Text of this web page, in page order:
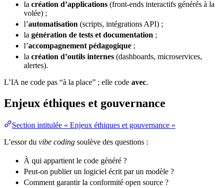
la création d’applications (front-ends interactifs générés à la
volée) ;
l’automatisation (scripts, intégrations API) ;
la génération de tests et documentation ;
l’accompagnement pédagogique ;
la création d’outils internes (dashboards, microservices,
alertes).
L’IA ne code pas “à la place” ; elle code avec.
Enjeux éthiques et gouvernance
Section intitulée « Enjeux éthiques et gouvernance »
L’essor du vibe coding soulève des questions :
À qui appartient le code généré ?
Peut-on publier un logiciel écrit par un modèle ?
Comment garantir la conformité open source ?